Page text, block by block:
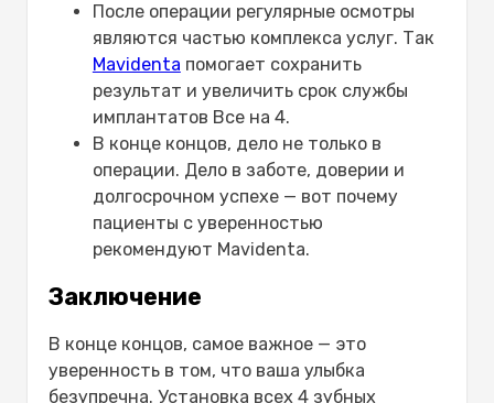
После операции регулярные осмотры
являются частью комплекса услуг. Так
Mavidenta помогает сохранить
результат и увеличить срок службы
имплантатов Все на 4.
В конце концов, дело не только в
операции. Дело в заботе, доверии и
долгосрочном успехе — вот почему
пациенты с уверенностью
рекомендуют Mavidenta.
Заключение
В конце концов, самое важное — это
уверенность в том, что ваша улыбка
безупречна. Установка всех 4 зубных